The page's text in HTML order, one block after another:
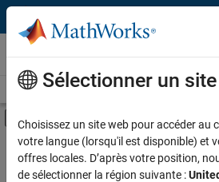
Passer au contenu
Vidéos
Vidéos Recherche
Activer/désactiver
Produit
Sélectionner un
Choisissez un site web pour accéder au
votre langue (lorsqu'il est disponible) et
offres locales. D’après votre position,
de sélectionner la région suivante :